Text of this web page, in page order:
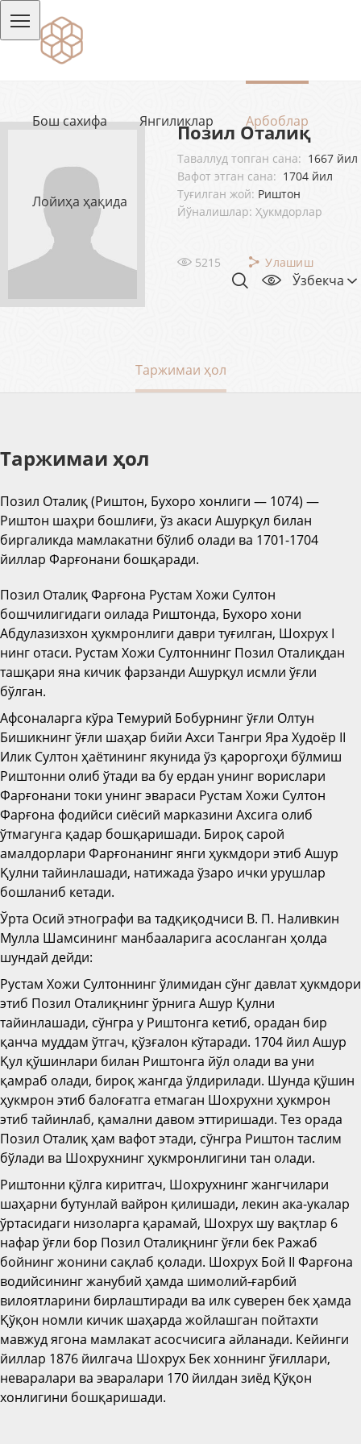
Бош сахифа Янгиликлар Арбоблар
Лойиҳа ҳақида
Ўзбекча
Позил Оталиқ
Таваллуд топган сана: 1667 йил
Вафот этган сана: 1704 йил
Туғилган жой: Риштoн
Йўналишлар: Ҳукмдорлар
5215 Улашиш
Таржимаи ҳол
Таржимаи ҳол
Позил Оталиқ (Риштон, Бухоро хонлиги — 1074) —
Риштон шаҳри бошлиғи, ўз акаси Ашурқул билан
биргаликда мамлакатни бўлиб олади ва 1701-1704
йиллар Фарғонани бошқаради.
Позил Оталиқ Фарғона Рустам Хожи Султон
бошчилигидаги оилада Риштонда, Бухоро хони
Абдулазизхон ҳукмронлиги даври туғилган, Шохрух I
нинг отаси. Рустам Хожи Султоннинг Позил Оталиқдан
ташқари яна кичик фарзанди Ашурқул исмли ўғли
бўлган.
Афсоналарга кўра Темурий Бобурнинг ўғли Олтун
Бишикнинг ўғли шаҳар бийи Ахси Тангри Яра Худоёр II
Илик Султон ҳаётининг якунида ўз қароргоҳи бўлмиш
Риштонни олиб ўтади ва бу ердан унинг ворислари
Фарғонани токи унинг эвараси Рустам Хожи Султон
Фарғона фодийси сиёсий марказини Ахсига олиб
ўтмагунга қадар бошқаришади. Бироқ сарой
амалдорлари Фарғонанинг янги ҳукмдори этиб Ашур
Қулни тайинлашади, натижада ўзаро ички урушлар
бошланиб кетади.
Ўрта Осий этнографи ва тадқиқодчиси В. П. Наливкин
Мулла Шамсининг манбааларига асосланган ҳолда
шундай дейди:
Рустам Хожи Султоннинг ўлимидан сўнг давлат ҳукмдори
этиб Позил Оталиқнинг ўрнига Ашур Қулни
тайинлашади, сўнгра у Риштонга кетиб, орадан бир
қанча муддам ўтгач, қўзғалон кўтаради. 1704 йил Ашур
Қул қўшинлари билан Риштонга йўл олади ва уни
қамраб олади, бироқ жангда ўлдирилади. Шунда қўшин
ҳукмрон этиб балоғатга етмаган Шохрухни ҳукмрон
этиб тайинлаб, қамални давом эттиришади. Тез орада
Позил Оталиқ ҳам вафот этади, сўнгра Риштон таслим
бўлади ва Шохрухнинг ҳукмронлигини тан олади.
Риштонни қўлга киритгач, Шохрухнинг жангчилари
шаҳарни бутунлай вайрон қилишади, лекин ака-укалар
ўртасидаги низоларга қарамай, Шохрух шу вақтлар 6
нафар ўғли бор Позил Оталиқнинг ўғли бек Ражаб
бойнинг жонини сақлаб қолади. Шохрух Бой II Фарғона
водийсининг жанубий ҳамда шимолий-ғарбий
вилоятларини бирлаштиради ва илк суверен бек ҳамда
Қўқон номли кичик шаҳарда жойлашган пойтахти
мавжуд ягона мамлакат асосчисига айланади. Кейинги
йиллар 1876 йилгача Шохрух Бек хоннинг ўғиллари,
неваралари ва эваралари 170 йилдан зиёд Қўқон
хонлигини бошқаришади.